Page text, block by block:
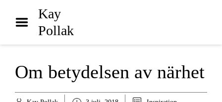
Kay
Pollak
Om betydelsen av närhet
Inspiration
Arkiv